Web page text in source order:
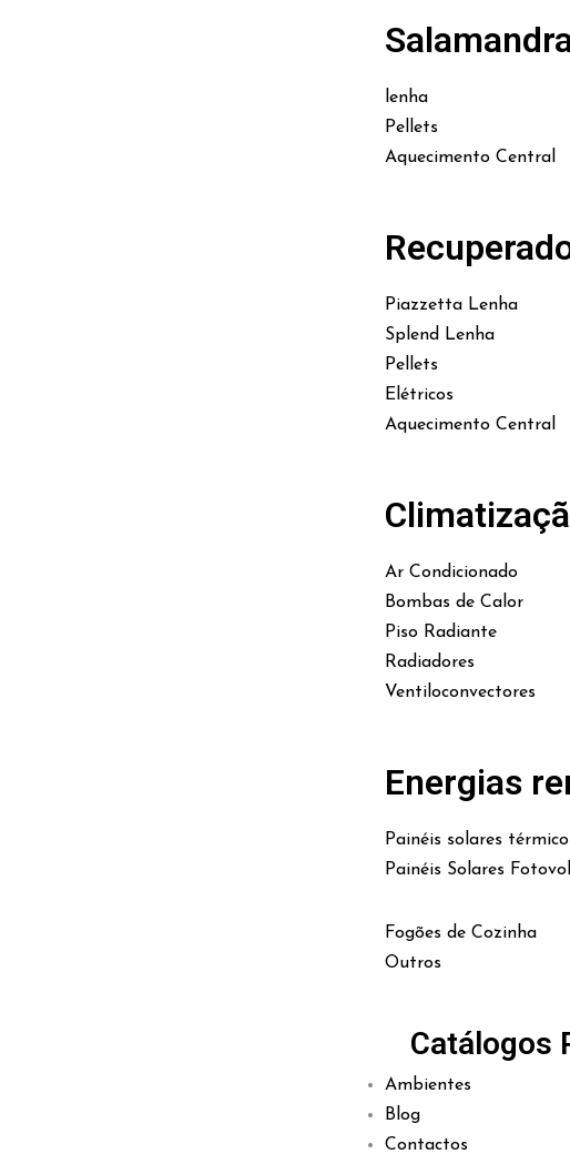
lenha
Pellets
Aquecimento Central
Piazzetta Lenha
Splend Lenha
Pellets
Elétricos
Aquecimento Central
Ar Condicionado
Bombas de Calor
Piso Radiante
Radiadores
Ventiloconvectores
Energias
Painéis solares
Painéis Solares
Fogões de Cozinha
Outros
Catálogos
Ambientes
Blog
Contactos